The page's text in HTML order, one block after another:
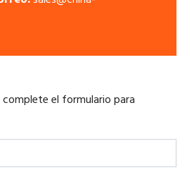
el formulario para